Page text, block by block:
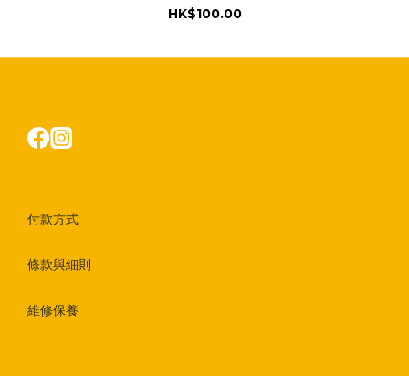
HK$100.00
付款方式
條款與細則
維修保養